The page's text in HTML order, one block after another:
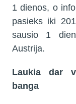
1 dienos, o
pasieks iki
sausio 1
Austrija.
Laukia dar
banga